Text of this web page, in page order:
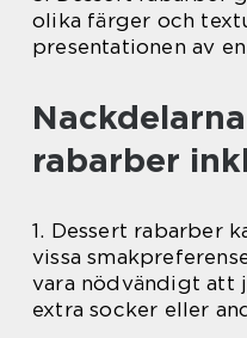
olika färger och
presentationen av
rabarber
1. Dessert rabarber
vissa
vara nödvändigt att
extra socker eller